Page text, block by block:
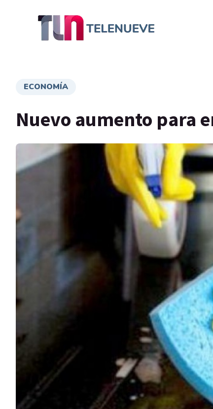
ECONOMÍA
Nuevo aumento para